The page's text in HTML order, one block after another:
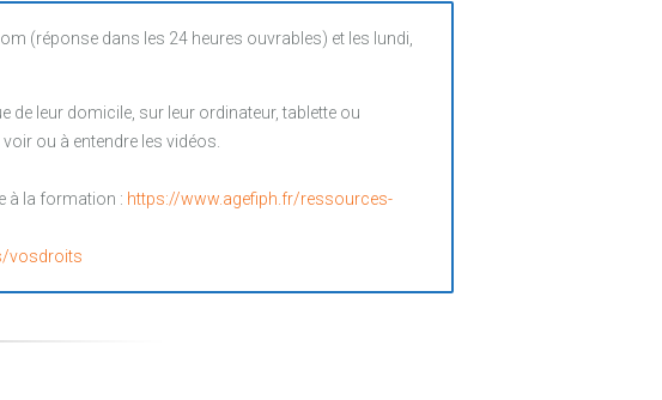
(réponse dans les 24 heures ouvrables) et les lundi,
leur domicile, sur leur ordinateur, tablette ou
ou à entendre les vidéos.
à la formation : https://www.agefiph.fr/ressources-
vosdroits